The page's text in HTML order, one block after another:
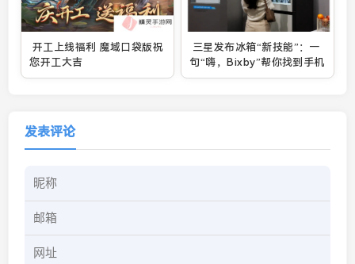
开工上线福利 魔域口袋版祝
您开工大吉
三星发布冰箱“新技能”：一
句“嗨，Bixby”帮你找到手机
发表评论